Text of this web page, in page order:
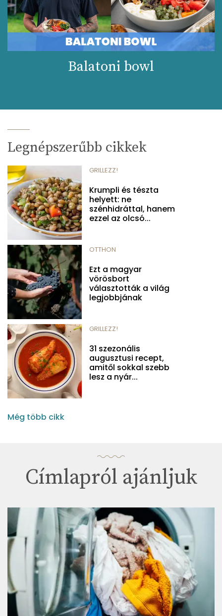
Balatoni bowl
Legnépszerűbb cikkek
GRILLEZZ!
Krumpli és tészta
helyett: ne
szénhidráttal, hanem
ezzel az olcsó...
OTTHON
Ezt a magyar
vörösbort
választották a világ
legjobbjának
GRILLEZZ!
31 szezonális
augusztusi recept,
amitől sokkal szebb
lesz a nyár...
Még több cikk
Címlapról ajánljuk